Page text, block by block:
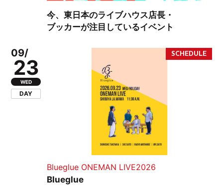
今、東日本のライブハウス店長・
ブッカーが注目しているイベント
09/
23
WED
DAY
Blueglue ONEMAN LIVE2026
Blueglue